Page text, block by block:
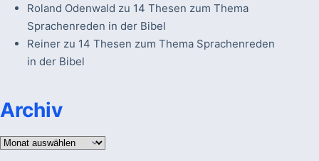
Roland Odenwald zu 14 Thesen zum Thema
Sprachenreden in der Bibel
Reinerzu 14 Thesen zum Thema Sprachenreden
in der Bibel
Archiv
Archiv